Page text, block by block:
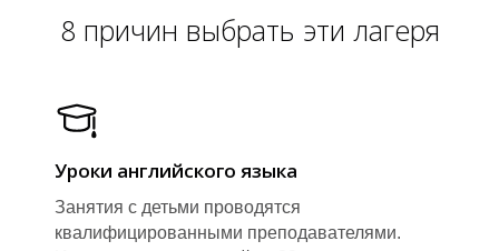
8 причин выбрать эти лагеря
Уроки английского языка
Занятия с детьми проводятся
квалифицированными преподавателями.